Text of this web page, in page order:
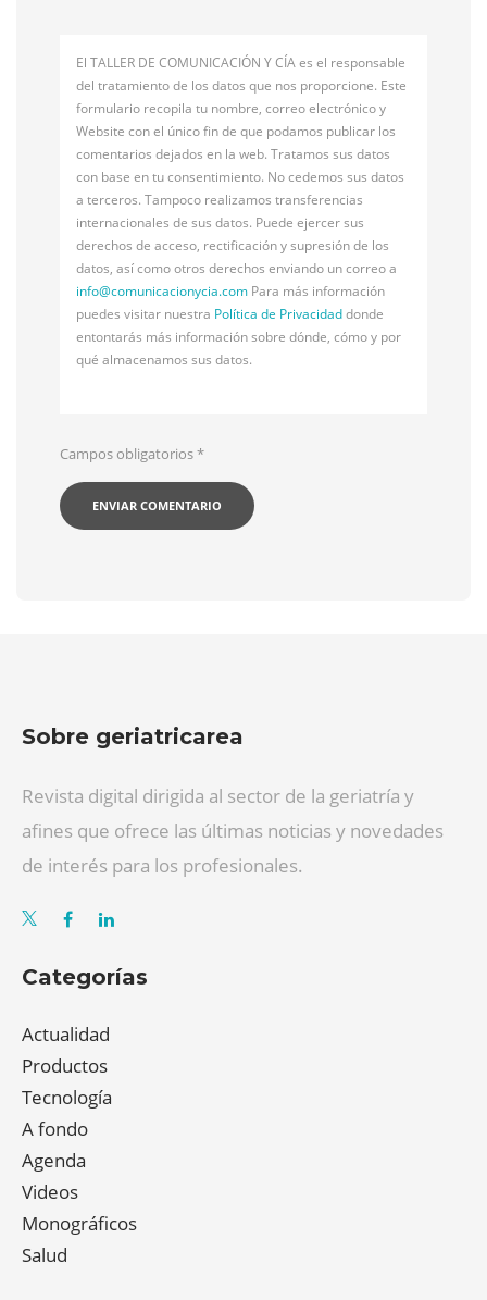
El TALLER DE COMUNICACIÓN Y CÍA es el responsable
del tratamiento de los datos que nos proporcione. Este
formulario recopila tu nombre, correo electrónico y
Website con el único fin de que podamos publicar los
comentarios dejados en la web. Tratamos sus datos
con base en tu consentimiento. No cedemos sus datos
a terceros. Tampoco realizamos transferencias
internacionales de sus datos. Puede ejercer sus
derechos de acceso, rectificación y supresión de los
datos, así como otros derechos enviando un correo a
info@comunicacionycia.com Para más información
puedes visitar nuestra Política de Privacidaddonde
entontarás más información sobre dónde, cómo y por
qué almacenamos sus datos.
Campos obligatorios*
Sobre geriatricarea
Revista digital dirigida al sector de la geriatría y
afines que ofrece las últimas noticias y novedades
de interés para los profesionales.
Categorías
Actualidad
Productos
Tecnología
A fondo
Agenda
Videos
Monográficos
Salud